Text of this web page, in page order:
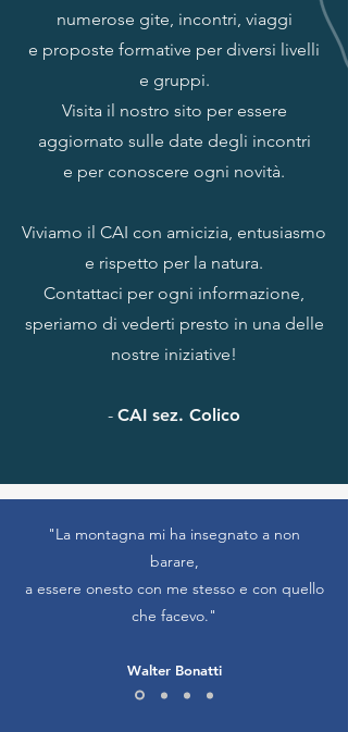
numerose gite, incontri, viaggi
e proposte formative per diversi livelli
e gruppi.
Visita il nostro sito per essere
aggiornato sulle date degli incontri
e per conoscere ogni novità.
Viviamo il CAI con amicizia, entusiasmo
e rispetto per la natura.
Contattaci per ogni informazione,
speriamo di vederti presto in una delle
nostre iniziative!
- CAI sez. Colico
"La montagna mi ha insegnato a non
barare,
a essere onesto con me stesso e con quello
che facevo."
Walter Bonatti